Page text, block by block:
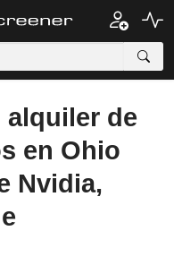
alquiler de
en Ohio
Nvidia,